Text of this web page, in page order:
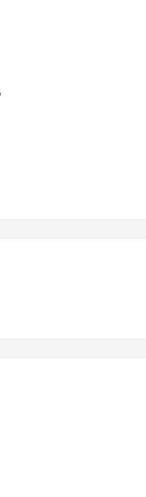
歩くのも楽し
なので､色々な
す。
ら少し登れば、
ホテル」を作
むためのしつ
よろし。